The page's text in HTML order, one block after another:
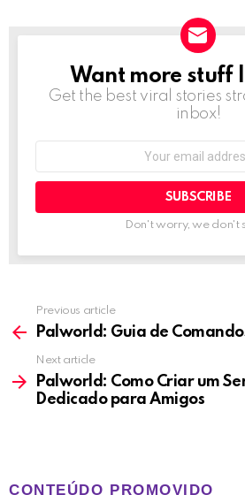
NEWSLETTER
Want more stuff
Get the best viral stories
inbox!
Don't worry, we don't
more
Previous article
Palworld: Guia de
Next article
Palworld: Como Criar um
Dedicado para Amigos